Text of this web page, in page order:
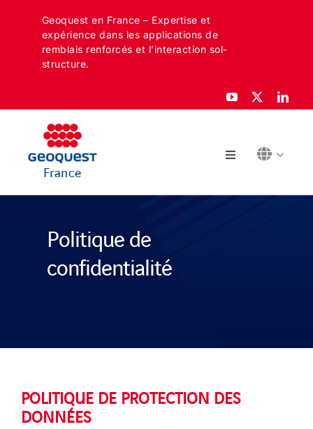
Geoquest en France – Expertise et
expérience dans les applications de
remblais renforcés et l’interaction sol-
structure.
France
Toggle
SECTEURS
CARRIERE
Politique de
confidentialité
POLITIQUE DE PROTECTION DES
DONNÉES